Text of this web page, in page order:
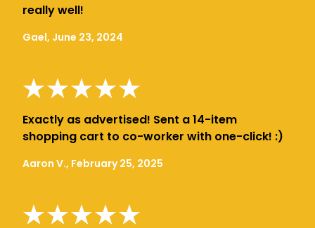
really well!
Gael, June 23, 2024
Exactly as advertised! Sent a 14-item
shopping cart to co-worker with one-click! :)
Aaron V., February 25, 2025